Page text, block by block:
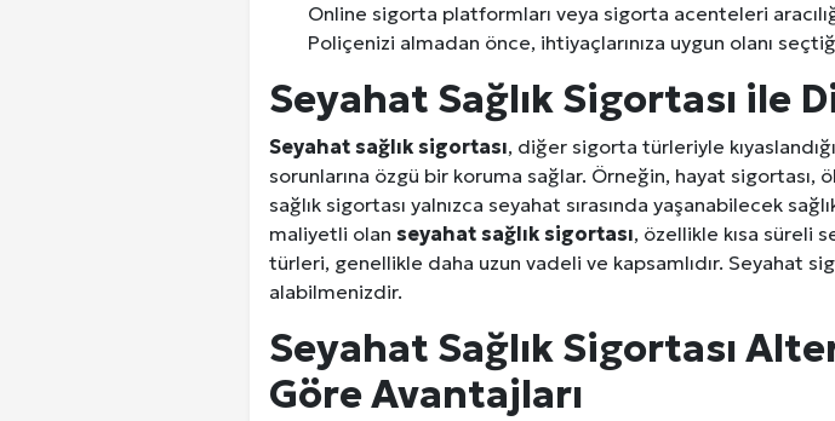
Online sigorta platformları veya sigorta acenteleri
Poliçenizi almadan önce, ihtiyaçlarınıza uygun olanı
Seyahat Sağlık Sigortası ile
Seyahat sağlık sigortası, diğer sigorta türleriyle
sorunlarına özgü bir koruma sağlar. Örneğin, hayat sigortası,
sağlık sigortası yalnızca seyahat sırasında yaşanabilecek
maliyetli olan seyahat sağlık sigortası, özellikle kısa süreli
türleri, genellikle daha uzun vadeli ve kapsamlıdır. Seyahat
alabilmenizdir.
Seyahat Sağlık Sigortası
Göre Avantajları